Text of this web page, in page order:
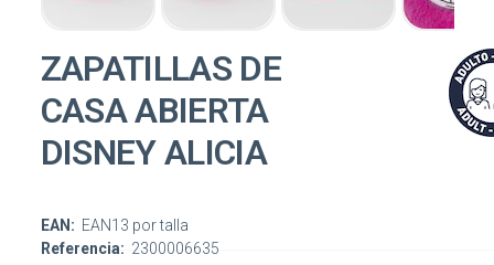
ZAPATILLAS DE
CASA ABIERTA
DISNEY ALICIA
Referencia: 2300006635
EAN: EAN13 por talla